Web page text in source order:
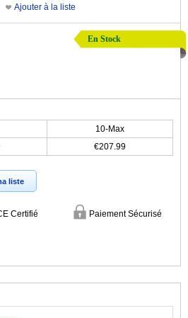
Ajouter à la liste
En Stock
10-Max
€207.99
liste
Certifié Paiement Sécurisé